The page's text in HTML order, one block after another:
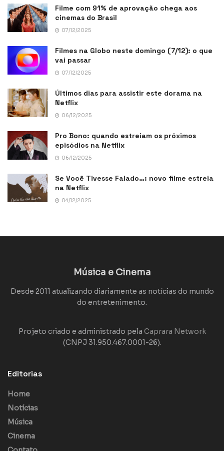
Filme com 91% de aprovação chega aos
cinemas do Brasil
07/12/2025
Filmes na Globo neste domingo (7/12): o que
vai passar
07/12/2025
Últimos dias para assistir este dorama na
Netflix
06/12/2025
Pro Bono: quando estreiam os próximos
episódios na Netflix
06/12/2025
Se Você Tivesse Falado…: novo filme estreia
na Netflix
04/12/2025
Música e Cinema
Desde 2011 atualizando diariamente as notícias do mundo
do entretenimento.
Projeto criado e administrado pela Caprara Network
(CNPJ 31.950.467.0001-26).
Editorias
Home
Notícias
Música
Cinema